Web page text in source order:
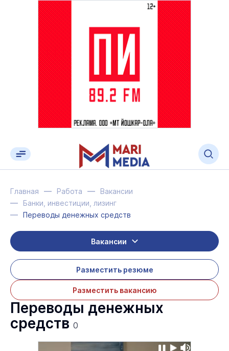
Главная Работа
Вакансии
Банки, инвестиции, лизинг
Переводы денежных средств
Разместить резюме
Разместить вакансию
Вакансии
Переводы денежных
средств 0